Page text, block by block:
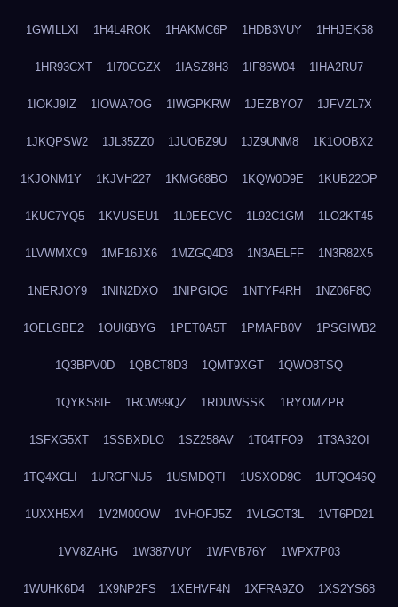
1GWILLXI 1H4L4ROK 1HAKMC6P 1HDB3VUY 1HHJEK58
1HR93CXT 1I70CGZX 1IASZ8H3 1IF86W04 1IHA2RU7
1IOKJ9IZ 1IOWA7OG 1IWGPKRW 1JEZBYO7 1JFVZL7X
1JKQPSW2 1JL35ZZ0 1JUOBZ9U 1JZ9UNM8 1K1OOBX2
1KJONM1Y 1KJVH227 1KMG68BO 1KQW0D9E 1KUB22OP
1KUC7YQ5 1KVUSEU1 1L0EECVC 1L92C1GM 1LO2KT45
1LVWMXC9 1MF16JX6 1MZGQ4D3 1N3AELFF 1N3R82X5
1NERJOY9 1NIN2DXO 1NIPGIQG 1NTYF4RH 1NZ06F8Q
1OELGBE2 1OUI6BYG 1PET0A5T 1PMAFB0V 1PSGIWB2
1Q3BPV0D 1QBCT8D3 1QMT9XGT 1QWO8TSQ
1QYKS8IF 1RCW99QZ 1RDUWSSK 1RYOMZPR
1SFXG5XT 1SSBXDLO 1SZ258AV 1T04TFO9 1T3A32QI
1TQ4XCLI 1URGFNU5 1USMDQTI 1USXOD9C 1UTQO46Q
1UXXH5X4 1V2M00OW 1VHOFJ5Z 1VLGOT3L 1VT6PD21
1VV8ZAHG 1W387VUY 1WFVB76Y 1WPX7P03
1WUHK6D4 1X9NP2FS 1XEHVF4N 1XFRA9ZO 1XS2YS68